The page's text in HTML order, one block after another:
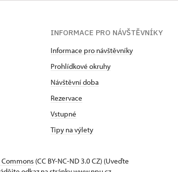
INFORMACE PRO NÁVŠTĚVNÍKY
Informace pro návštěvníky
Prohlídkové okruhy
Návštěvní doba
Rezervace
Vstupné
Tipy na výlety
(CC BY-NC-ND 3.0 CZ) (Uveďte